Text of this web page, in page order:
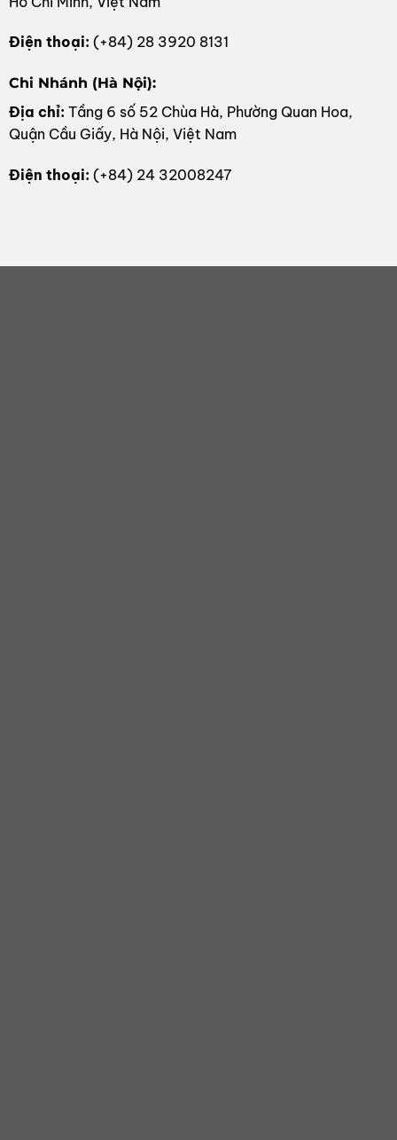
Điện thoại: (+84) 28 3920 8131
Chi Nhánh (Hà Nội):
Địa chỉ: Tầng 6 số 52 Chùa Hà, Phường Quan Hoa,
Quận Cầu Giấy, Hà Nội, Việt Nam
Điện thoại: (+84) 24 32008247